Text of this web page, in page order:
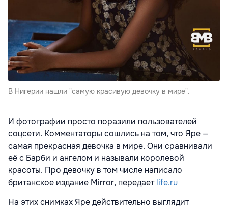
В Нигерии нашли "самую красивую девочку в мире".
И фотографии просто поразили пользователей
соцсети. Комментаторы сошлись на том, что Яре —
самая прекрасная девочка в мире. Они сравнивали
её с Барби и ангелом и называли королевой
красоты. Про девочку в том числе написало
британское издание Mirror, передаетlife.ru
На этих снимках Яре действительно выглядит